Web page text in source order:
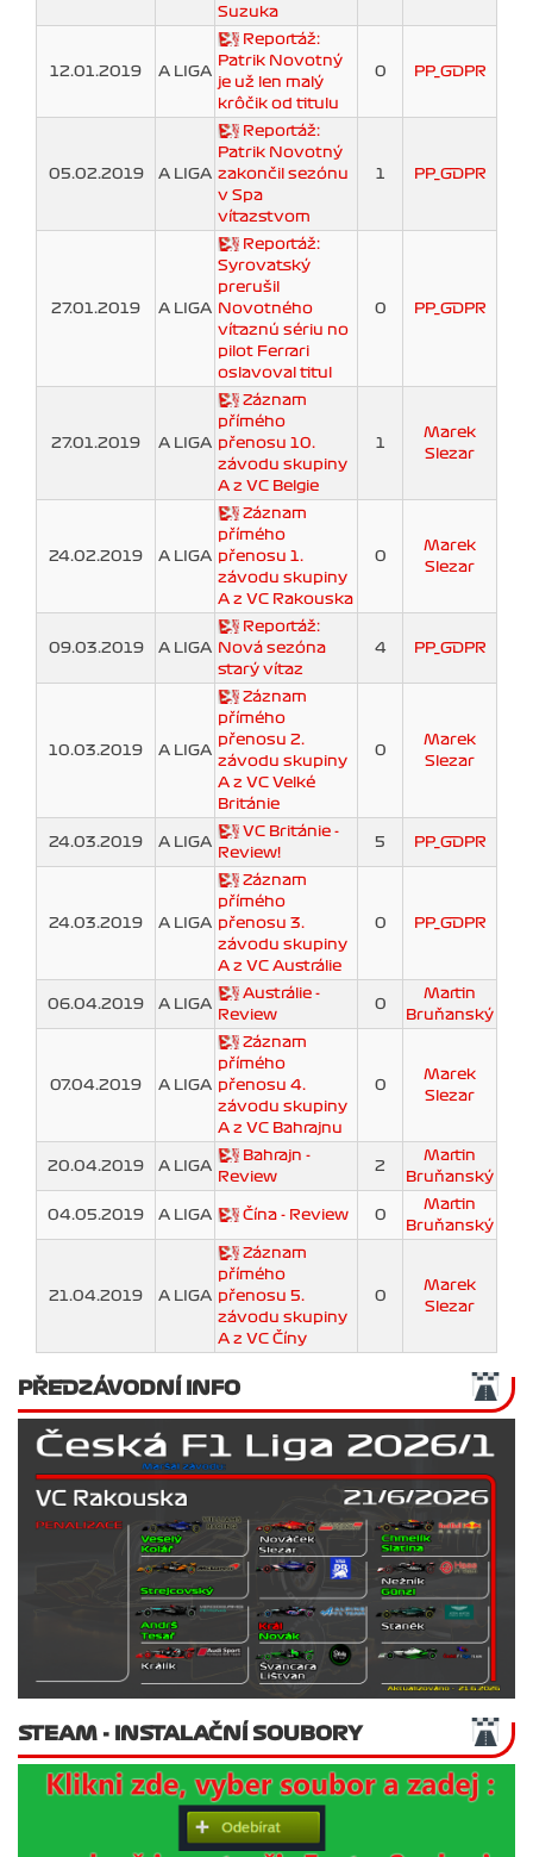
Suzuka
12.01.2019 A LIGA
Reportáž:
Patrik Novotný
je už len malý
krôčik od titulu
0 PP_GDPR
05.02.2019 A LIGA
Reportáž:
Patrik Novotný
zakončil sezónu
v Spa
víťazstvom
1 PP_GDPR
27.01.2019 A LIGA
Reportáž:
Syrovatský
prerušil
Novotného
víťaznú sériu no
pilot Ferrari
oslavoval titul
0 PP_GDPR
27.01.2019 A LIGA
Záznam
přímého
přenosu 10.
závodu skupiny
A z VC Belgie
1
Marek
Slezar
24.02.2019 A LIGA
Záznam
přímého
přenosu 1.
závodu skupiny
A z VC Rakouska
0
Marek
Slezar
09.03.2019 A LIGA
Reportáž:
Nová sezóna
starý víťaz
4 PP_GDPR
10.03.2019 A LIGA
Záznam
přímého
přenosu 2.
závodu skupiny
A z VC Velké
Británie
0
Marek
Slezar
24.03.2019 A LIGA
VC Británie -
Review!
5 PP_GDPR
24.03.2019 A LIGA
Záznam
přímého
přenosu 3.
závodu skupiny
A z VC Austrálie
0 PP_GDPR
06.04.2019 A LIGA
Austrálie -
Review
0
Martin
Bruňanský
07.04.2019 A LIGA
Záznam
přímého
přenosu 4.
závodu skupiny
A z VC Bahrajnu
0
Marek
Slezar
20.04.2019 A LIGA
Bahrajn -
Review
2
Martin
Bruňanský
04.05.2019 A LIGA Čína - Review 0
Martin
Bruňanský
21.04.2019 A LIGA
Záznam
přímého
přenosu 5.
závodu skupiny
A z VC Číny
0
Marek
Slezar
PŘEDZÁVODNÍ INFO
STEAM - INSTALAČNÍ SOUBORY